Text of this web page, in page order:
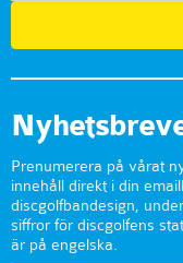
Prenumerera på vårat
innehåll direkt i din
discgolfbandesign,
siffror för discgolfens
är på engelska.